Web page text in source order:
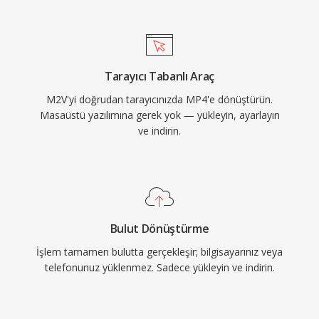
video, her büyük web tarayıcısı tarafından
temel standart oluşturmuştur. Taşıdığı modern
codec&#039;lerin sıkıştırma yetenekleriyle
birleşen verimli paketleme yapısı, bant genişliği
Tarayıcı Tabanlı Araç
M2V'yi doğrudan tarayıcınızda MP4'e dönüştürün.
Masaüstü yazılımına gerek yok — yükleyin, ayarlayın
ve indirin.
Bulut Dönüştürme
İşlem tamamen bulutta gerçekleşir; bilgisayarınız veya
telefonunuz yüklenmez. Sadece yükleyin ve indirin.